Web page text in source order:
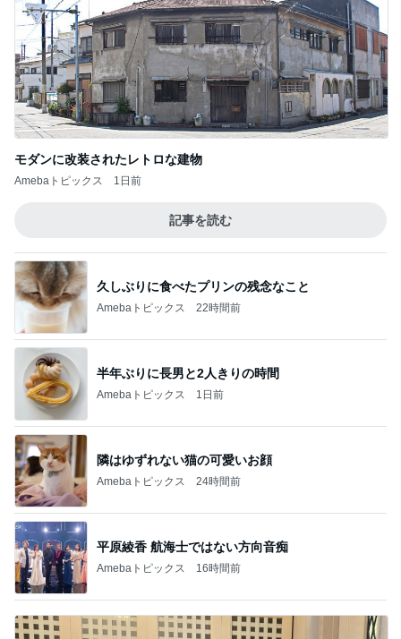
モダンに改装されたレトロな建物
Amebaトピックス 1日前
記事を読む
久しぶりに食べたプリンの残念なこと
Amebaトピックス 22時間前
半年ぶりに長男と2人きりの時間
Amebaトピックス 1日前
隣はゆずれない猫の可愛いお顔
Amebaトピックス 24時間前
平原綾香 航海士ではない方向音痴
Amebaトピックス 16時間前